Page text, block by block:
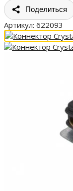
Поделиться
Артикул: 622093